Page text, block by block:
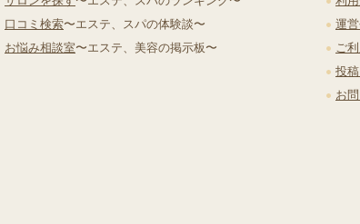
口コミ検索〜エステ、スパの体験談〜
お悩み相談室〜エステ、美容の掲示板〜
運
ご
投
お